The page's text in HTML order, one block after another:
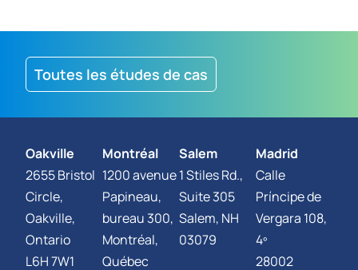
Toutes les études de cas
Oakville
2655 Bristol
Circle,
Oakville,
Ontario
L6H 7W1
Montréal
1200 avenue
Papineau,
bureau 300,
Montréal,
Québec
Salem
1 Stiles Rd.,
Suite 305
Salem, NH
03079
Madrid
Calle
Príncipe de
Vergara 108,
4º
28002